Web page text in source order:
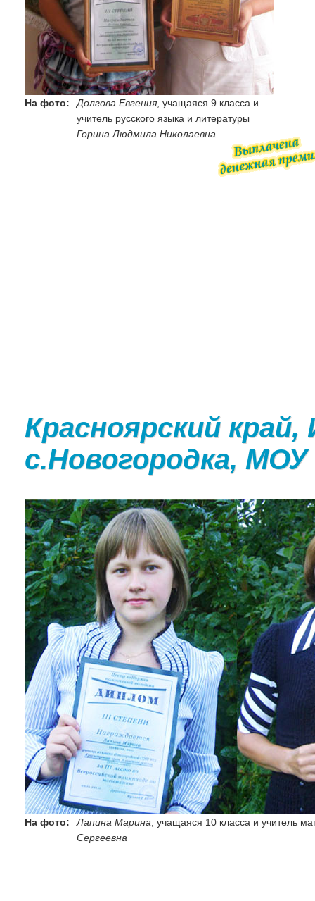
На фото: Долгова Евгения , учащаяся 9 класса и
учитель русского языка и литературы
Горина Людмила Николаевна
Красноярский край,
с.Новогородка,
На фото: Лапина Марина , учащаяся 10 класса и учитель
Сергеевна